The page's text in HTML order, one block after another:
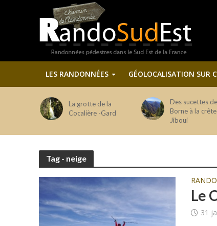
LES RANDONNÉES GÉOLOCALISATION SUR
La grotte de la
Cocalière -Gard
Des sucettes de
Borne à la
Jiboui
Tag - neige
Le
31